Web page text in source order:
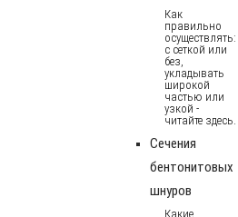
Как
правильно
осуществлять:
с сеткой или
без,
укладывать
широкой
частью или
узкой -
читайте здесь.
Сечения
бентонитовых
шнуров
Какие